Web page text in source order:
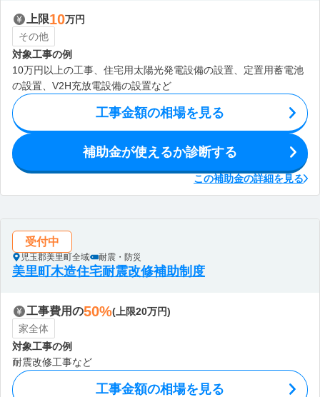
上限10万円
その他
対象工事の例
10万円以上の工事、住宅用太陽光発電設備の設置、定置用蓄電池
の設置、V2H充放電設備の設置など
工事金額の相場を見る
補助金が使えるか診断する
この補助金の詳細を見る
受付中
児玉郡美里町全域 耐震・防災
美里町木造住宅耐震改修補助制度
工事費用の50%(上限20万円)
家全体
対象工事の例
耐震改修工事など
工事金額の相場を見る